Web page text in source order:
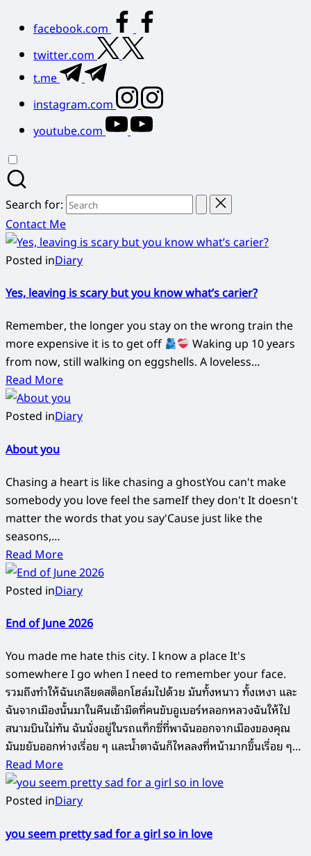
facebook.com
twitter.com
t.me
instagram.com
youtube.com
Search for:
Contact Me
Posted inDiary
Yes, leaving is scary but you know what’s carier?
Remember, the longer you stay on the wrong train the
more expensive it is to get off
Waking up 10 years
from now, still walking on eggshells. A loveless…
Read More
Posted inDiary
About you
Chasing a heart is like chasing a ghostYou can't make
somebody you love feel the sameIf they don't It doesn't
matter the words that you say'Cause just like the
seasons,…
Read More
Posted inDiary
End of June 2026
You made me hate this city. I know a place It's
somewhere I go when I need to remember your face.
รวมถึงทำให้ฉันเกลียดสต็อกโฮล์มไปด้วย มันทั้งหนาว ทั้งเหงา และ
ฉันจากเมืองนั้นมาในคืนเช้ามืดที่คนขับอูเบอร์หลอกหลวงฉันให้ไป
สนามบินไม่ทัน ฉันนั่งอยู่ในรถแท็กซี่ที่พาฉันออกจากเมืองของคุณ
มันขยับออกห่างเรื่อย ๆ และน้ำตาฉันก็ไหลลงที่หน้ามากขึ้นเรื่อย ๆ…
Read More
Posted inDiary
you seem pretty sad for a girl so in love